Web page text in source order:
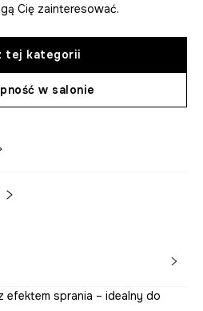
Cię zainteresować.
tej kategorii
w salonie
efektem sprania – idealny do